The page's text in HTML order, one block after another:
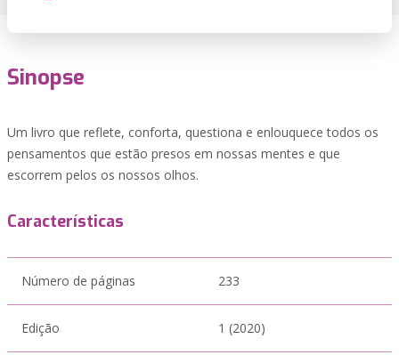
Sinopse
Um livro que reflete, conforta, questiona e enlouquece todos os
pensamentos que estão presos em nossas mentes e que
escorrem pelos os nossos olhos.
Características
Número de páginas 233
Edição 1 (2020)